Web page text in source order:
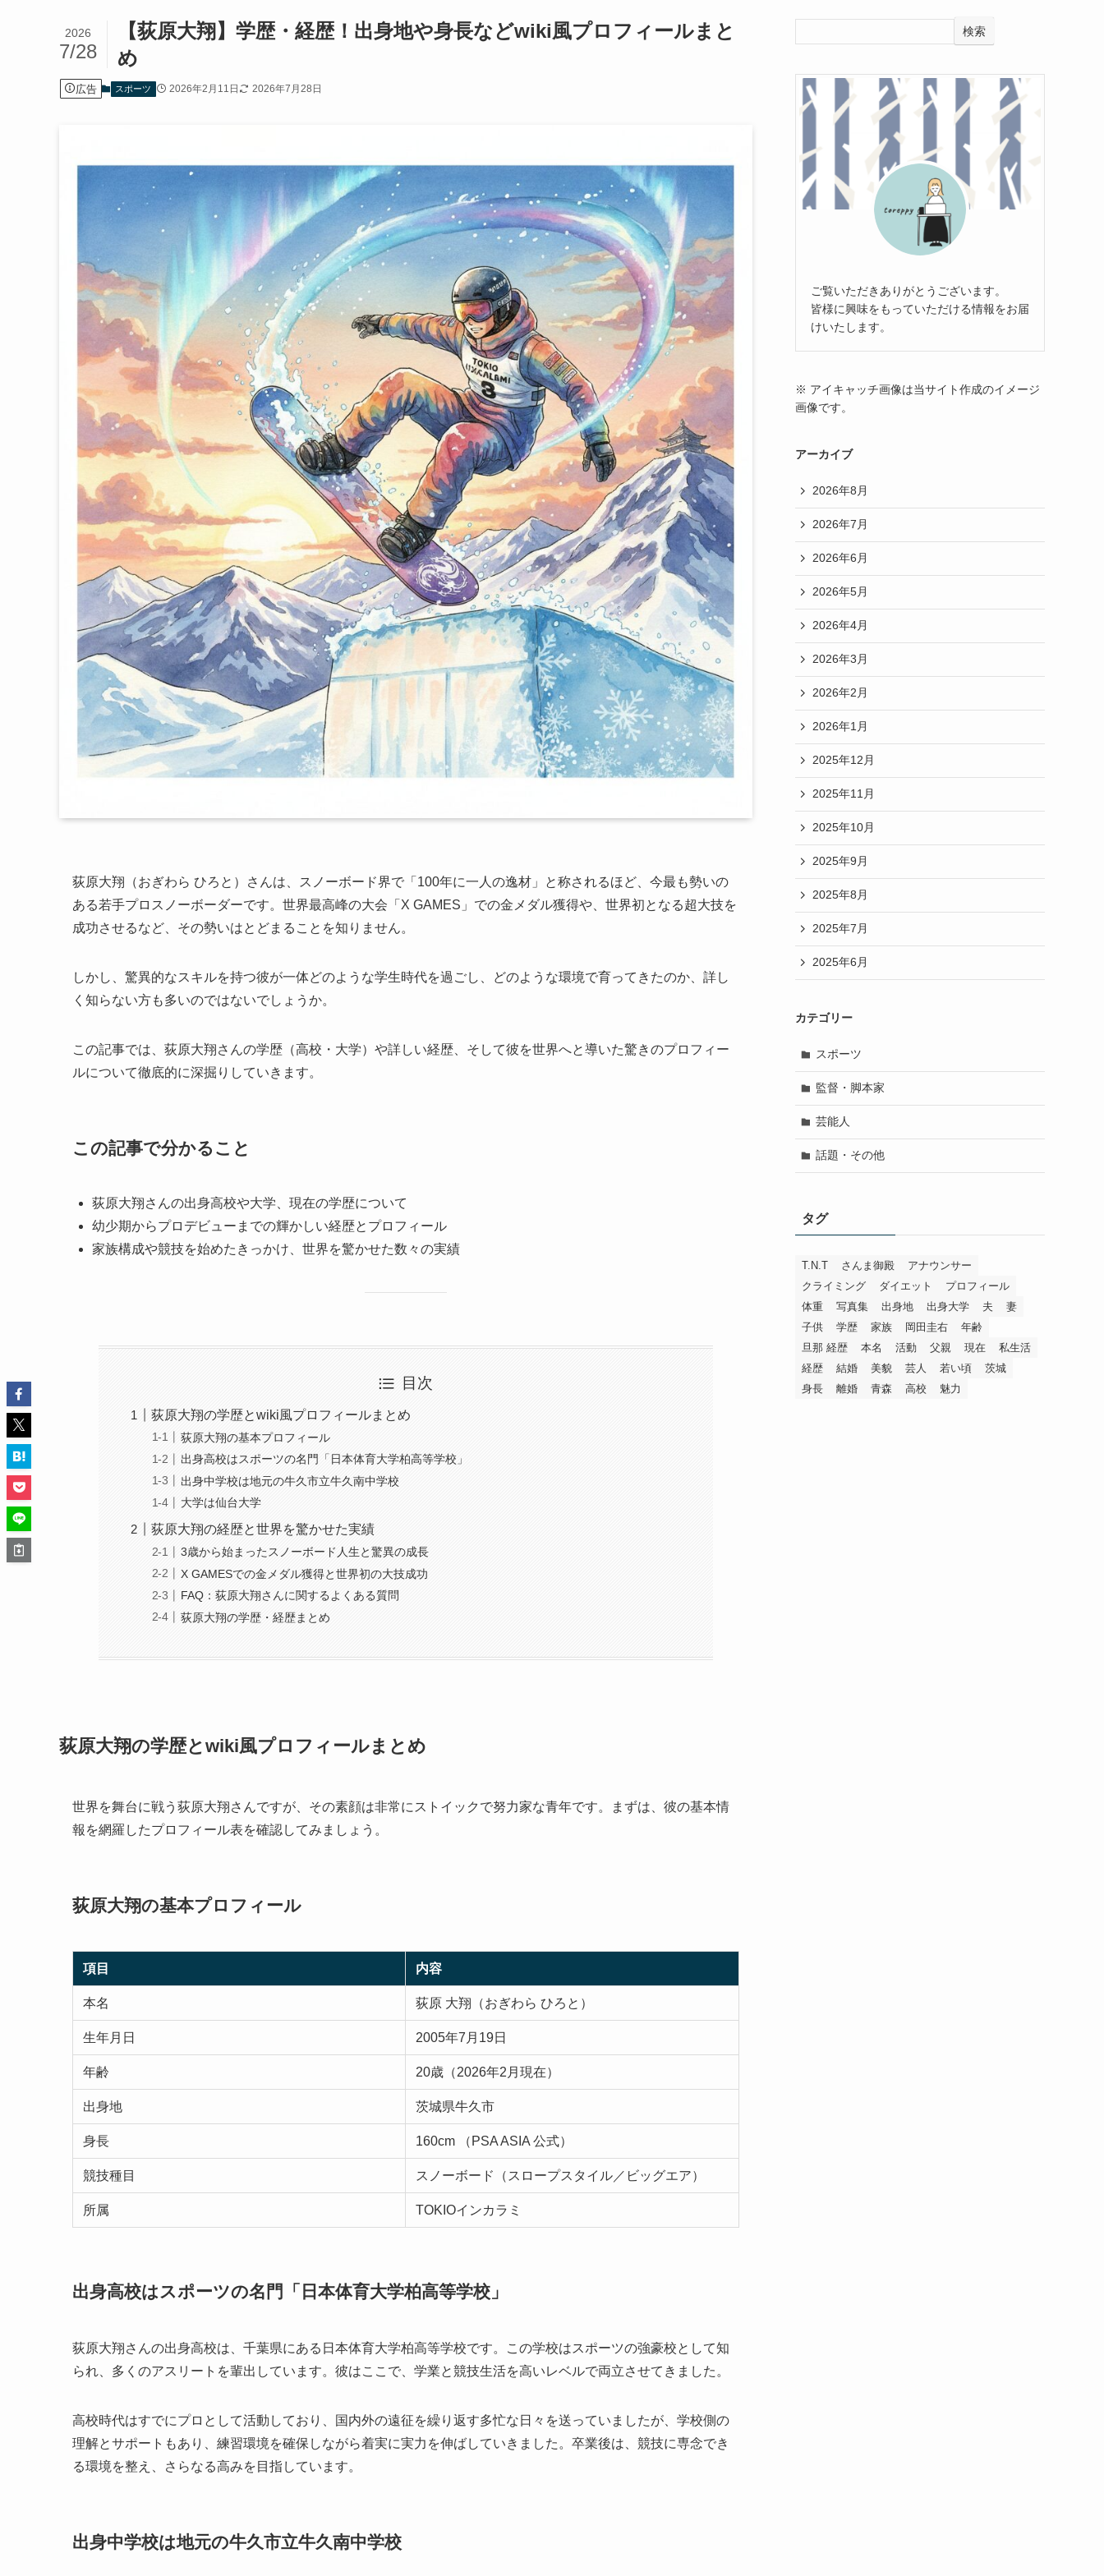
【荻原大翔】学歴・経歴！出身地や身長などwiki風プロフィールまと
め
2026
7/28
広告 スポーツ 2026年2月11日 2026年7月28日
荻原大翔（おぎわら ひろと）さんは、スノーボード界で「100年に一人の逸材」と称されるほど、今最も勢いの
ある若手プロスノーボーダーです。世界最高峰の大会「X GAMES」での金メダル獲得や、世界初となる超大技を
成功させるなど、その勢いはとどまることを知りません。
しかし、驚異的なスキルを持つ彼が一体どのような学生時代を過ごし、どのような環境で育ってきたのか、詳し
く知らない方も多いのではないでしょうか。
この記事では、荻原大翔さんの学歴（高校・大学）や詳しい経歴、そして彼を世界へと導いた驚きのプロフィー
ルについて徹底的に深掘りしていきます。
この記事で分かること
荻原大翔さんの出身高校や大学、現在の学歴について
幼少期からプロデビューまでの輝かしい経歴とプロフィール
家族構成や競技を始めたきっかけ、世界を驚かせた数々の実績
目次
荻原大翔の学歴とwiki風プロフィールまとめ
荻原大翔の基本プロフィール
出身高校はスポーツの名門「日本体育大学柏高等学校」
出身中学校は地元の牛久市立牛久南中学校
大学は仙台大学
荻原大翔の経歴と世界を驚かせた実績
3歳から始まったスノーボード人生と驚異の成長
X GAMESでの金メダル獲得と世界初の大技成功
FAQ：荻原大翔さんに関するよくある質問
荻原大翔の学歴・経歴まとめ
荻原大翔の学歴とwiki風プロフィールまとめ
世界を舞台に戦う荻原大翔さんですが、その素顔は非常にストイックで努力家な青年です。まずは、彼の基本情
報を網羅したプロフィール表を確認してみましょう。
荻原大翔の基本プロフィール
項目 内容
本名 荻原 大翔（おぎわら ひろと）
生年月日 2005年7月19日
年齢 20歳（2026年2月現在）
出身地 茨城県牛久市
身長 160cm （PSA ASIA 公式）
競技種目 スノーボード（スロープスタイル／ビッグエア）
所属 TOKIOインカラミ
出身高校はスポーツの名門「日本体育大学柏高等学校」
荻原大翔さんの出身高校は、千葉県にある日本体育大学柏高等学校です。この学校はスポーツの強豪校として知
られ、多くのアスリートを輩出しています。彼はここで、学業と競技生活を高いレベルで両立させてきました。
高校時代はすでにプロとして活動しており、国内外の遠征を繰り返す多忙な日々を送っていましたが、学校側の
理解とサポートもあり、練習環境を確保しながら着実に実力を伸ばしていきました。卒業後は、競技に専念でき
る環境を整え、さらなる高みを目指しています。
出身中学校は地元の牛久市立牛久南中学校
検索
ご覧いただきありがとうございます。
皆様に興味をもっていただける情報をお届
けいたします。
※ アイキャッチ画像は当サイト作成のイメージ
画像です。
アーカイブ
2026年8月
2026年7月
2026年6月
2026年5月
2026年4月
2026年3月
2026年2月
2026年1月
2025年12月
2025年11月
2025年10月
2025年9月
2025年8月
2025年7月
2025年6月
カテゴリー
スポーツ
監督・脚本家
芸能人
話題・その他
タグ
T.N.T さんま御殿
アナウンサー
クライミング
ダイエット
プロフィール
体重
写真集 出身地 出身大学 夫
妻
子供
学歴 家族 岡田圭右
年齢
旦那 経歴
本名 活動 父親 現在
私生活
経歴
結婚 美貌 芸人 若い頃
茨城
身長
離婚 青森 高校 魅力